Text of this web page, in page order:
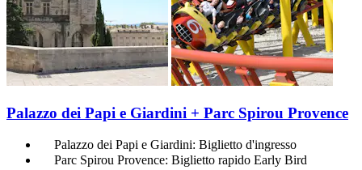
Palazzo dei Papi e Giardini + Parc Spirou Provence
Palazzo dei Papi e Giardini: Biglietto d'ingresso
Parc Spirou Provence: Biglietto rapido Early Bird